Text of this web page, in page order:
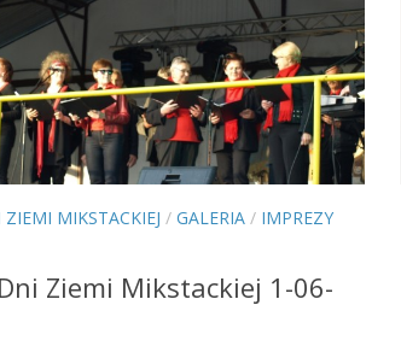
MIKSTACKIEJ / GALERIA / IMPREZY
Ziemi Mikstackiej 1-06-